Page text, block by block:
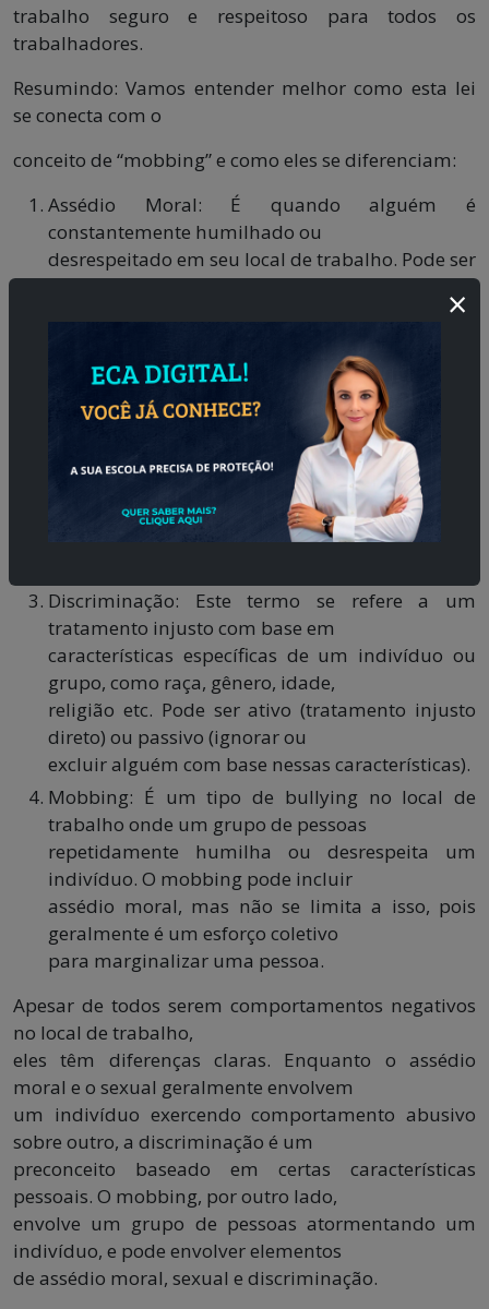
trabalho seguro e respeitoso para todos os
trabalhadores.
Resumindo: Vamos entender melhor como esta lei
se conecta com o
conceito de “mobbing” e como eles se diferenciam:
Assédio Moral: É quando alguém é
constantemente humilhado ou
desrespeitado em seu local de trabalho. Pode ser
um comportamento
ambiente de trabalho muito
desconfortável.
Assédio Sexual: Acontece quando uma pessoa
enfrenta comportamentos,
comentários ou avanços de natureza sexual
indesejados. Isso pode vir de
qualquer pessoa no ambiente de trabalho e é
Discriminação: Este termo se refere a um
tratamento injusto com base em
características específicas de um indivíduo ou
grupo, como raça, gênero, idade,
religião etc. Pode ser ativo (tratamento injusto
direto) ou passivo (ignorar ou
excluir alguém com base nessas características).
Mobbing: É um tipo de bullying no local de
trabalho onde um grupo de pessoas
repetidamente humilha ou desrespeita um
indivíduo. O mobbing pode incluir
assédio moral, mas não se limita a isso, pois
geralmente é um esforço coletivo
para marginalizar uma pessoa.
Apesar de todos serem comportamentos negativos
no local de trabalho,
eles têm diferenças claras. Enquanto o assédio
moral e o sexual geralmente envolvem
um indivíduo exercendo comportamento abusivo
sobre outro, a discriminação é um
preconceito baseado em certas características
pessoais. O mobbing, por outro lado,
envolve um grupo de pessoas atormentando um
indivíduo, e pode envolver elementos
de assédio moral, sexual e discriminação.
×